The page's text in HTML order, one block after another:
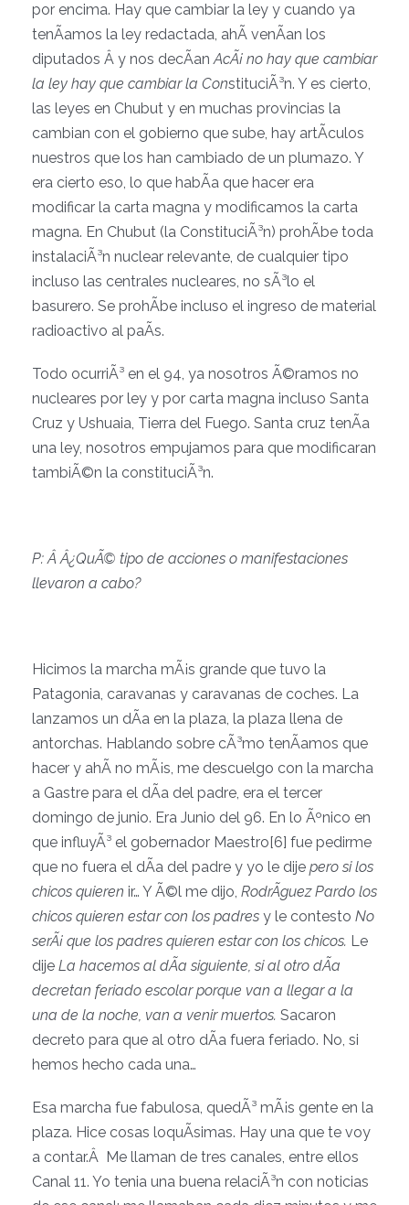
por encima. Hay que cambiar la ley y cuando ya
tenÃ­amos la ley redactada, ahÃ­ venÃ­an los
diputados Â y nos decÃ­anAcÃ¡ no hay que cambiar
la ley hay que cambiar la ConstituciÃ³n. Y es cierto,
las leyes en Chubut y en muchas provincias la
cambian con el gobierno que sube, hay artÃ­culos
nuestros que los han cambiado de un plumazo. Y
era cierto eso, lo que habÃ­a que hacer era
modificar la carta magna y modificamos la carta
magna. En Chubut (la ConstituciÃ³n) prohÃ­be toda
instalaciÃ³n nuclear relevante, de cualquier tipo
incluso las centrales nucleares, no sÃ³lo el
basurero. Se prohÃ­be incluso el ingreso de material
radioactivo al paÃ­s.
Todo ocurriÃ³ en el 94, ya nosotros Ã©ramos no
nucleares por ley y por carta magna incluso Santa
Cruz y Ushuaia, Tierra del Fuego. Santa cruz tenÃ­a
una ley, nosotros empujamos para que modificaran
tambiÃ©n la constituciÃ³n.
P: Â Â¿QuÃ© tipo de acciones o manifestaciones
llevaron a cabo?
Hicimos la marcha mÃ¡s grande que tuvo la
Patagonia, caravanas y caravanas de coches. La
lanzamos un dÃ­a en la plaza, la plaza llena de
antorchas. Hablando sobre cÃ³mo tenÃ­amos que
hacer y ahÃ­ no mÃ¡s, me descuelgo con la marcha
a Gastre para el dÃ­a del padre, era el tercer
domingo de junio. Era Junio del 96. En lo Ãºnico en
que influyÃ³ el gobernador Maestro[6] fue pedirme
que no fuera el dÃ­a del padre y yo le dije pero si los
chicos quieren ir… Y Ã©l me dijo, RodrÃ­guez Pardo los
chicos quieren estar con los padres y le contesto No
serÃ¡ que los padres quieren estar con los chicos. Le
dije La hacemos al dÃ­a siguiente, si al otro dÃ­a
decretan feriado escolar porque van a llegar a la
una de la noche, van a venir muertos. Sacaron
decreto para que al otro dÃ­a fuera feriado. No, si
hemos hecho cada una…
Esa marcha fue fabulosa, quedÃ³ mÃ¡s gente en la
plaza. Hice cosas loquÃ­simas. Hay una que te voy
a contar.Â Me llaman de tres canales, entre ellos
Canal 11. Yo tenia una buena relaciÃ³n con noticias